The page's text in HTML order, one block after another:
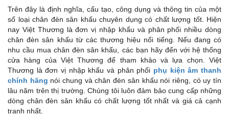
Trên đây là định nghĩa, cấu tạo, công dụng và thông tin của một
số loại chân đèn sân khấu chuyên dụng có chất lượng tốt. Hiện
nay Việt Thương là đơn vị nhập khẩu và phân phối nhiều dòng
chân đèn sân khấu từ các thương hiệu nổi tiếng. Nếu đang có
nhu cầu mua chân đèn sân khấu, các bạn hãy đến với hệ thống
cửa hàng của Việt Thương để tham khảo và lựa chọn. Việt
Thương là đơn vị nhập khẩu và phân phối phụ kiện âm thanh
chính hãng nói chung và chân đèn sân khấu nói riêng, có uy tín
lâu năm trên thị trường. Chúng tôi luôn đảm bảo cung cấp những
dòng chân đèn sân khấu có chất lượng tốt nhất và giá cả cạnh
tranh nhất.